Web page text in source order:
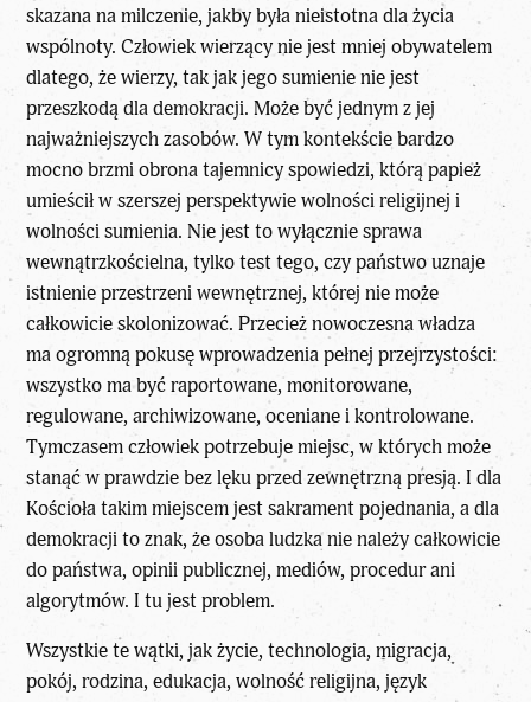
skazana na milczenie, jakby była nieistotna dla życia
wspólnoty. Człowiek wierzący nie jest mniej obywatelem
dlatego, że wierzy, tak jak jego sumienie nie jest
przeszkodą dla demokracji. Może być jednym z jej
najważniejszych zasobów. W tym kontekście bardzo
mocno brzmi obrona tajemnicy spowiedzi, którą papież
umieścił w szerszej perspektywiewolności religijnej i
wolności sumienia. Nie jest to wyłącznie sprawa
wewnątrzkościelna, tylko test tego, czy państwo uznaje
istnienie przestrzeni wewnętrznej, której nie może
całkowicie skolonizować. Przecież nowoczesna władza
ma ogromną pokusę wprowadzenia pełnej przejrzystości:
wszystko ma być raportowane, monitorowane,
regulowane, archiwizowane, oceniane i kontrolowane.
Tymczasem człowiek potrzebuje miejsc, w których może
stanąć w prawdzie bez lęku przed zewnętrzną presją. I dla
Kościoła takim miejscem jest sakrament pojednania, a dla
demokracji to znak, że osoba ludzka nie należy całkowicie
do państwa, opinii publicznej, mediów, procedur ani
algorytmów. I tu jest problem.
Wszystkie te wątki, jak życie, technologia, migracja,
pokój, rodzina, edukacja, wolność religijna, język